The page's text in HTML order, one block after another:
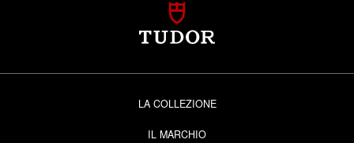
LA COLLEZIONE
IL MARCHIO